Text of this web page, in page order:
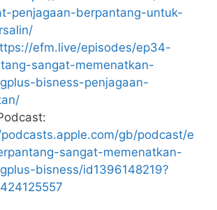
penjagaan-berpantang-untuk-
efm.live/episodes/ep34-
sangat-memenatkan-
bisness-penjagaan-
gb/podcast/e
sangat-memenatkan-
bisness/id1396148219?